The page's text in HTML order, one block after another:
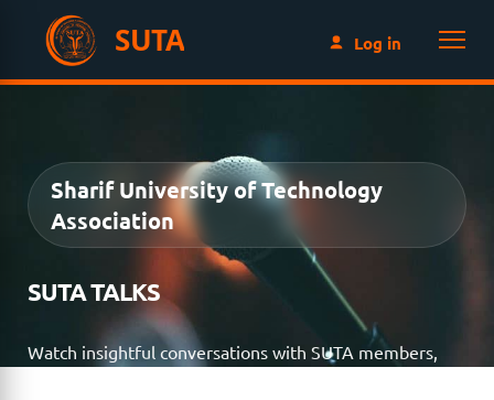
SUTA Log in
Sharif University of Technology
Association
SUTA TALKS
Watch insightful conversations with SUTA members,